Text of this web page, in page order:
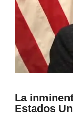
La
Estados